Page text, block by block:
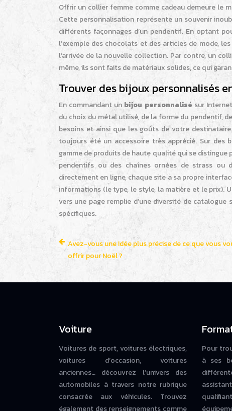
Offrir un collier femme comme cadeau demeure le
Cette personnalisation représente un souvenir
différents façonnages d’un pendentif. En optant
l’exemple des chocolats et des articles de mode,
l’arrivée de la nouvelle collection. Par contre, un
même, ils sont faits de matériaux solides, ce qui
Trouver des bijoux personnalisés
En commandant un bijou personnalisé sur
du choix du métal utilisé, de la forme du pendentif,
besoins et ainsi que les goûts de votre
toujours été un accessoire très apprécié. Sur des
gamme de produits de haute qualité qui se
pendentifs ou des chaînes ornées de strass ou
directement en ligne, chaque site a sa propre
informations (le type, le style, la matière et le prix).
vers une page remplie d’une diversité de
spécifiques.
Avez-vous une idée plus précise de ce que vous
offrir pour Noël ?
Voiture
Voitures de sport, voitures électriques,
voitures d’occasion, voitures
anciennes… découvrez l’univers des
automobiles à travers notre rubrique
consacrée aux véhicules. Trouvez
également des renseignements comme
Pour
à ses